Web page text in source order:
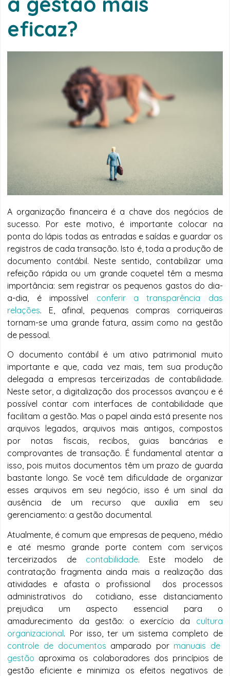
eficaz?
A organização financeira é a chave dos negócios de
sucesso. Por este motivo, é importante colocar na
ponta do lápis todas as entradas e saídas e guardar os
registros de cada transação. Isto é, toda a produção de
documento contábil. Neste sentido, contabilizar uma
refeição rápida ou um grande coquetel têm a mesma
importância: sem registrar os pequenos gastos do dia-
a-dia, é impossível
conferir a transparência das
relações. E, afinal, pequenas compras corriqueiras
tornam-se uma grande fatura, assim como na gestão
de pessoal.
O documento contábil é um ativo patrimonial muito
importante e que, cada vez mais, tem sua produção
delegada a empresas terceirizadas de contabilidade.
Neste setor, a digitalização dos processos avançou e é
possível contar com interfaces de contabilidade que
facilitam a gestão. Mas o papel ainda está presente nos
arquivos legados, arquivos mais antigos, compostos
por notas fiscais, recibos, guias bancárias e
comprovantes de transação. É fundamental atentar a
isso, pois muitos documentos têm um prazo de guarda
bastante longo. Se você tem dificuldade de organizar
esses arquivos em seu negócio, isso é um sinal da
ausência de um recurso que auxilia em seu
gerenciamento: a gestão documental.
Atualmente, é comum que empresas de pequeno, médio
e até mesmo grande porte contem com serviços
terceirizados de
contabilidade. Este modelo de
contratação fragmenta ainda mais a realização das
atividades e afasta o profissional dos processos
administrativos do cotidiano, esse distanciamento
prejudica um aspecto essencial para o
amadurecimento da gestão: o exercício da cultura
organizacional. Por isso, ter um sistema completo de
controle de documentos amparado por manuais de
gestão aproxima os colaboradores dos princípios de
gestão eficiente e minimiza os efeitos negativos de